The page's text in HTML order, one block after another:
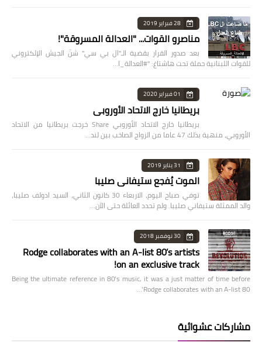
28 فبراير 2019
مناصرو القوات... "العدالة المسروقة"!
بعد صدور القرار بقضية الـ"ال بي سي" شنّ الجيش الإلكتروني
للقوات اللبنانية حملة تحت هاشتاغ: "#العدالة_ا…
01 فبراير 2020
بريطانيا خارج الاتحاد الأوروبي
بريطانيا خارج الاتحاد الأوروبي Share خرجت بريطانيا من الاتحاد
الأوروبي، منهية بذلك 47 عاما من الزواج الصاخب بين لند…
31 يناير 2019
الموت يُفجع ستيفاني صليبا
توفي صباح اليوم، الاربعاء 30 كانون الثاني، السيد ادولف صليبا،
والد الممثلة ستيفاني صليبا. ولم تحدد العائلة حتى الآن…
30 نوفمبر 2018
Rodge collaborates with an A-list 80’s artists
on an exclusive track!
Being the ultimate reference in 80’s music, it was a just matter of time before
Rodge collaborates with an A-list 80’…
مشاركات عشوائية